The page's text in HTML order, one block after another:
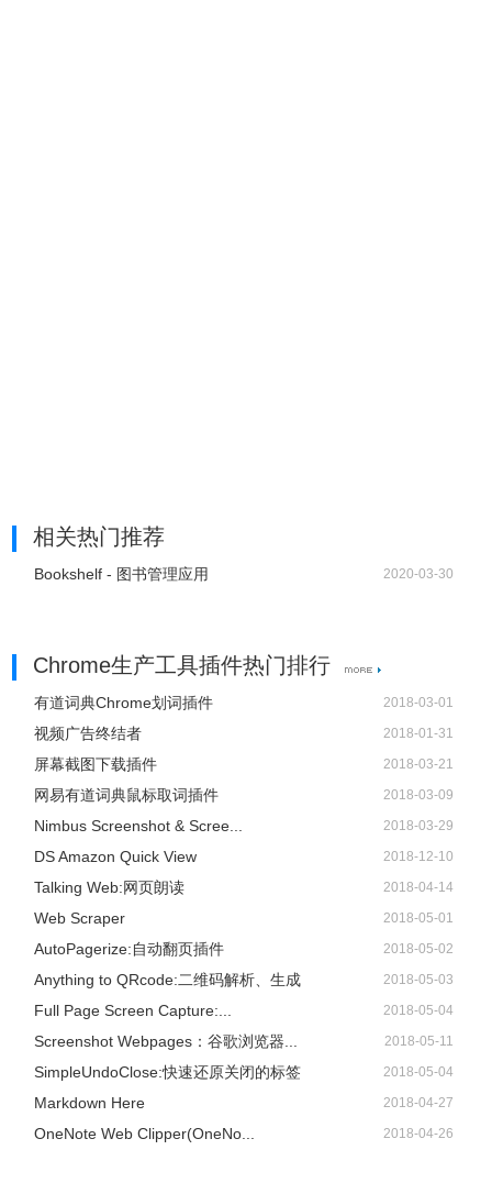
相关热门推荐
Bookshelf - 图书管理应用 2020-03-30
Chrome生产工具插件热门排行
有道词典Chrome划词插件 2018-03-01
视频广告终结者 2018-01-31
屏幕截图下载插件 2018-03-21
网易有道词典鼠标取词插件 2018-03-09
Nimbus Screenshot & Scree... 2018-03-29
DS Amazon Quick View 2018-12-10
Talking Web:网页朗读 2018-04-14
Web Scraper 2018-05-01
AutoPagerize:自动翻页插件 2018-05-02
Anything to QRcode:二维码解析、生成 2018-05-03
Full Page Screen Capture:... 2018-05-04
Screenshot Webpages：谷歌浏览器... 2018-05-11
SimpleUndoClose:快速还原关闭的标签 2018-05-04
Markdown Here 2018-04-27
OneNote Web Clipper(OneNo... 2018-04-26